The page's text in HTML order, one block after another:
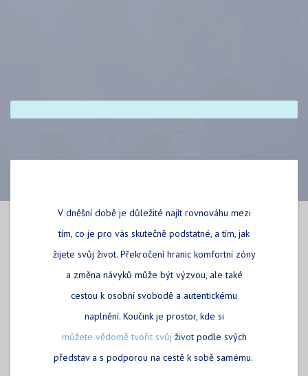
V dněšní době je důležité najít rovnováhu mezi
tím, co je pro vás skutečně podstatné, a tím, jak
žijete svůj život. Překročení hranic komfortní zóny
a změna návyků může být výzvou, ale také
cestou k osobní svobodě a autentickému
naplnění. Koučink je prostor, kde si
můžete vědomě tvořit svůj životpodle svých
představ a s podporou na cestě k sobě samému.